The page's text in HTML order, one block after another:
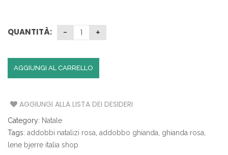
QUANTITÀ:
AGGIUNGI AL CARRELLO
AGGIUNGI ALLA LISTA DEI DESIDERI
Category: Natale
Tags: addobbi natalizi rosa addobbo ghianda ghianda rosa
lene bjerre italia shop